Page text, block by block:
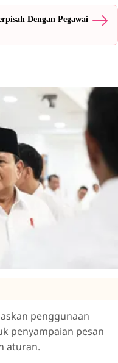
Dengan Pegawai
penggunaan
penyampaian pesan
aturan.